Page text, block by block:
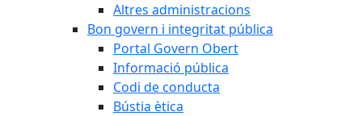
Altres administracions
Bon govern i integritat pública
Portal Govern Obert
Informació pública
Codi de conducta
Bústia ètica